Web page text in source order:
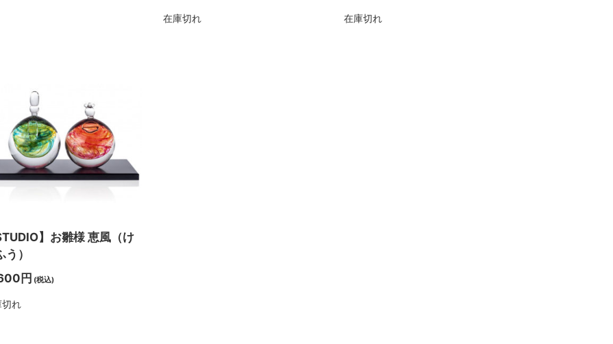
在庫切れ 在庫切れ
】お雛様 恵風（け
う）
円 (税込)
れ